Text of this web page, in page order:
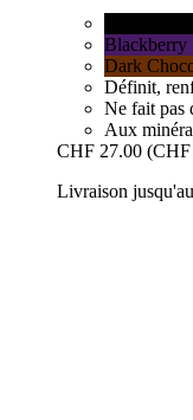
Blackberry
Dark
Définit,
Ne fait pas
Aux
CHF 27.00 (CHF
Livraison